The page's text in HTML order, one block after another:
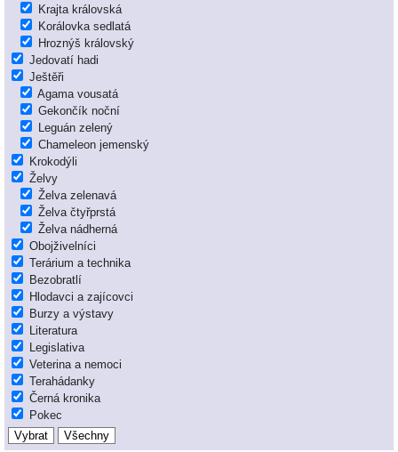
Krajta královská
Korálovka sedlatá
Hroznýš královský
Jedovatí hadi
Ještěři
Agama vousatá
Gekončík noční
Leguán zelený
Chameleon jemenský
Krokodýli
Želvy
Želva zelenavá
Želva čtyřprstá
Želva nádherná
Obojživelníci
Terárium a technika
Bezobratlí
Hlodavci a zajícovci
Burzy a výstavy
Literatura
Legislativa
Veterina a nemoci
Terahádanky
Černá kronika
Pokec